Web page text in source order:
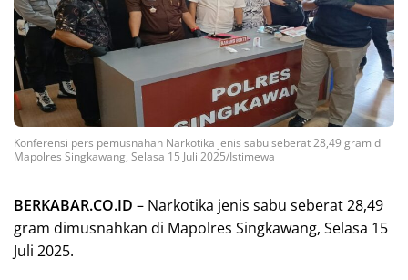
Konferensi pers pemusnahan Narkotika jenis sabu seberat 28,49 gram di
Mapolres Singkawang, Selasa 15 Juli 2025/Istimewa
BERKABAR.CO.ID – Narkotika jenis sabu seberat 28,49
gram dimusnahkan di Mapolres Singkawang, Selasa 15
Juli 2025.